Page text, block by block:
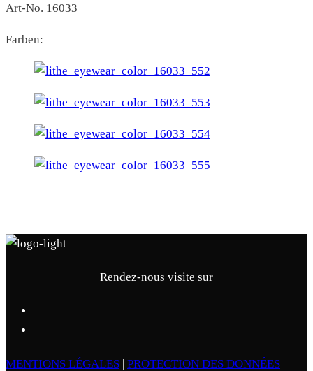
Art-No. 16033
Farben:
Rendez-nous visite sur
MENTIONS LÉGALES | PROTECTION DES DONNÉES